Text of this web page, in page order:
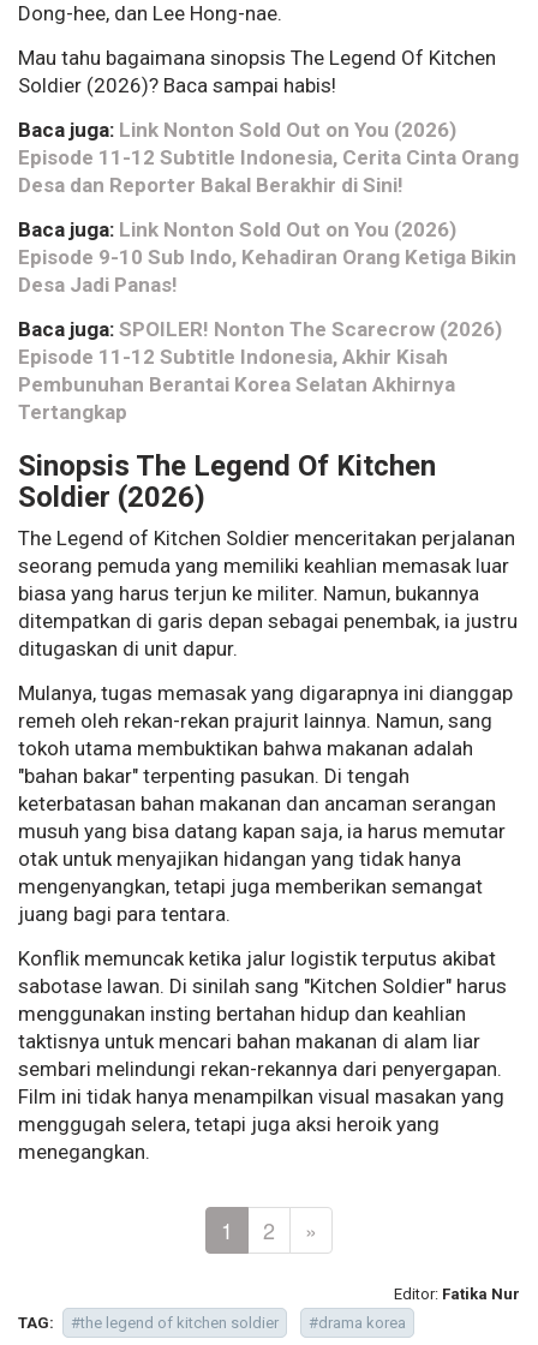
Dong-hee, dan Lee Hong-nae.
Mau tahu bagaimana sinopsis The Legend Of Kitchen
Soldier (2026)? Baca sampai habis!
Baca juga: Link Nonton Sold Out on You (2026)
Episode 11-12 Subtitle Indonesia, Cerita Cinta Orang
Desa dan Reporter Bakal Berakhir di Sini!
Baca juga: Link Nonton Sold Out on You (2026)
Episode 9-10 Sub Indo, Kehadiran Orang Ketiga Bikin
Desa Jadi Panas!
Baca juga: SPOILER! Nonton The Scarecrow (2026)
Episode 11-12 Subtitle Indonesia, Akhir Kisah
Pembunuhan Berantai Korea Selatan Akhirnya
Tertangkap
Sinopsis The Legend Of Kitchen
Soldier (2026)
The Legend of Kitchen Soldier menceritakan perjalanan
seorang pemuda yang memiliki keahlian memasak luar
biasa yang harus terjun ke militer. Namun, bukannya
ditempatkan di garis depan sebagai penembak, ia justru
ditugaskan di unit dapur.
Mulanya, tugas memasak yang digarapnya ini dianggap
remeh oleh rekan-rekan prajurit lainnya. Namun, sang
tokoh utama membuktikan bahwa makanan adalah
"bahan bakar" terpenting pasukan. Di tengah
keterbatasan bahan makanan dan ancaman serangan
musuh yang bisa datang kapan saja, ia harus memutar
otak untuk menyajikan hidangan yang tidak hanya
mengenyangkan, tetapi juga memberikan semangat
juang bagi para tentara.
Konflik memuncak ketika jalur logistik terputus akibat
sabotase lawan. Di sinilah sang "Kitchen Soldier" harus
menggunakan insting bertahan hidup dan keahlian
taktisnya untuk mencari bahan makanan di alam liar
sembari melindungi rekan-rekannya dari penyergapan.
Film ini tidak hanya menampilkan visual masakan yang
menggugah selera, tetapi juga aksi heroik yang
menegangkan.
1 2 »
Editor: Fatika Nur
TAG:
#the legend of kitchen soldier
#drama korea